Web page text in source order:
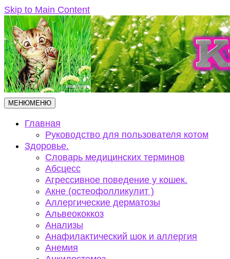
Skip to Main Content
МЕНЮМЕНЮ
Главная
Руководство для пользователя котом
Здоровье.
Словарь медицинских терминов
Абсцесс
Агрессивное поведение у кошек.
Акне (остеофолликулит )
Аллергические дерматозы
Альвеококкоз
Анализы
Анафилактический шок и аллергия
Анемия